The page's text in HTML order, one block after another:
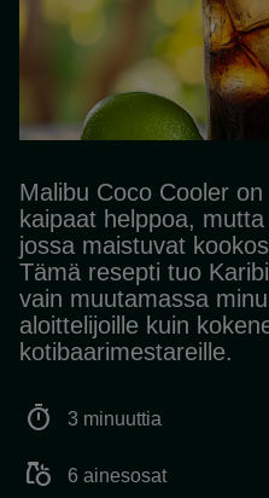
Malibu Coco Cooler
kaipaat helppoa,
jossa maistuvat
Tämä resepti tuo
vain muutamassa
aloittelijoille kuin
kotibaarimestareille.
timer 3 minuuttia
grocery 6 ainesosat